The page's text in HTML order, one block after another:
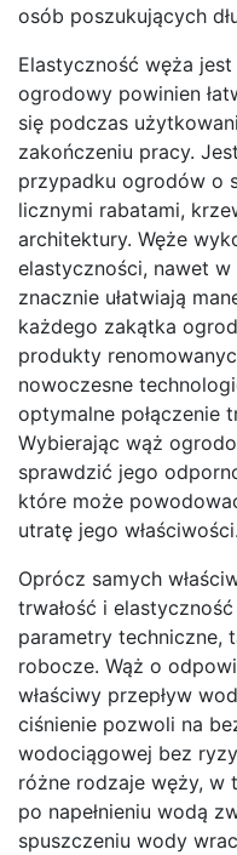
osób poszukujących
Elastyczność węża
ogrodowy powinien
się podczas
zakończeniu pracy.
przypadku ogrodów o
licznymi rabatami,
architektury. Węże
elastyczności, nawet
znacznie ułatwiają
każdego zakątka
produkty
nowoczesne
optymalne połączenie
Wybierając wąż
sprawdzić jego
które może
utratę jego właściwości.
Oprócz samych
trwałość i
parametry techniczne,
robocze. Wąż o
właściwy przepływ
ciśnienie pozwoli na
wodociągowej bez
różne rodzaje węży, w
po napełnieniu wodą
spuszczeniu wody